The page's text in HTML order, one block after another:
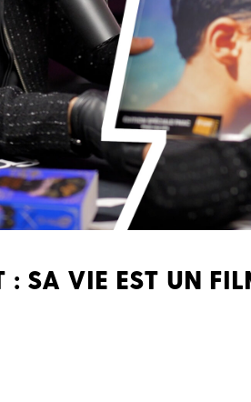
: SA VIE EST UN